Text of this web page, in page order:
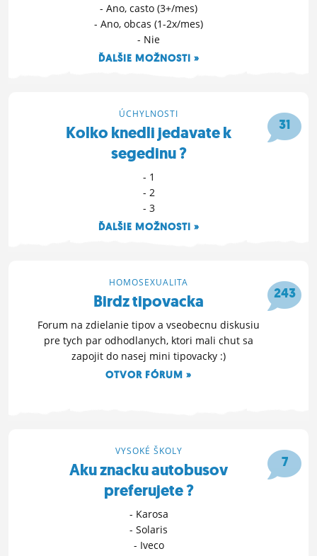
- Ano, casto (3+/mes)
- Ano, obcas (1-2x/mes)
- Nie
ĎALŠIE MOŽNOSTI »
31
ÚCHYLNOSTI
Kolko knedli jedavate k
segedinu ?
- 1
- 2
- 3
ĎALŠIE MOŽNOSTI »
243
HOMOSEXUALITA
Birdz tipovacka
Forum na zdielanie tipov a vseobecnu diskusiu
pre tych par odhodlanych, ktori mali chut sa
zapojit do nasej mini tipovacky :)
OTVOR FÓRUM »
7
VYSOKÉ ŠKOLY
Aku znacku autobusov
preferujete ?
- Karosa
- Solaris
- Iveco